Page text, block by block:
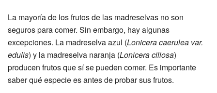
La mayoría de los frutos de las madreselvas no son
seguros para comer. Sin embargo, hay algunas
excepciones. La madreselva azul (Lonicera caerulea var.
edulis) y la madreselva naranja (Lonicera ciliosa)
producen frutos que sí se pueden comer. Es importante
saber qué especie es antes de probar sus frutos.